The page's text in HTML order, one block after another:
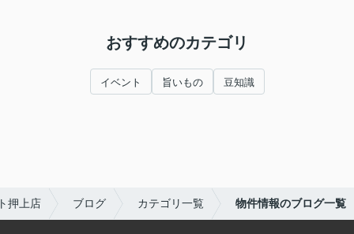
おすすめのカテゴリ
イベント 旨いもの 豆知識
押上店 ブログ カテゴリ一覧 物件情報のブログ一覧